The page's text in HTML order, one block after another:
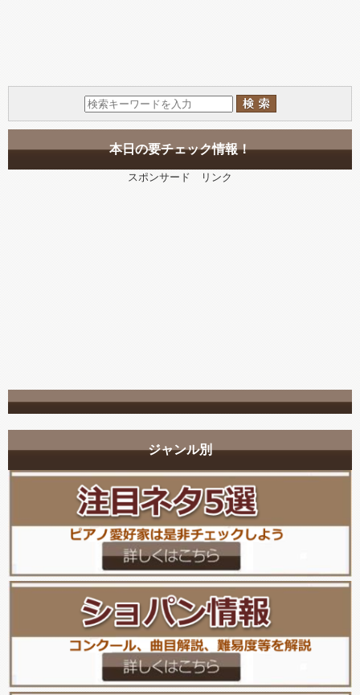
本日の要チェック情報！
スポンサード リンク
ジャンル別